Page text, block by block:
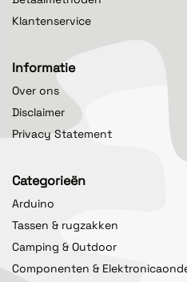
Klantenservice
Informatie
Over ons
Disclaimer
Privacy Statement
Categorieën
Arduino
Tassen & rugzakken
Camping & Outdoor
Componenten &